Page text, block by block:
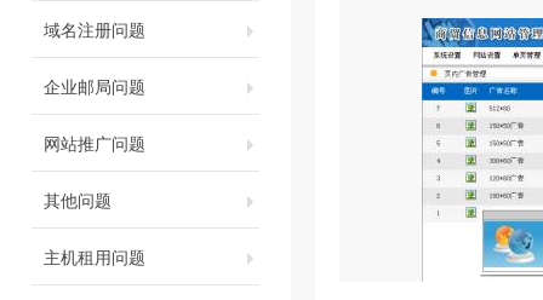
域名注册问题
企业邮局问题
网站推广问题
其他问题
主机租用问题